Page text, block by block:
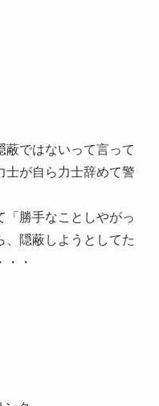
蔽ではないって言って
士が自ら力士辞めて警
「勝手なことしやがっ
、隠蔽しようとしてた
・